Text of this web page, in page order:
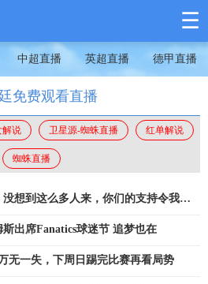
☰
中超直播 英超直播 德甲直播
免费观看直播
解说 卫星源-蜘蛛直播 红单解说
蜘蛛直播
想到这么多人来，你们的支持令我自
出席Fanatics球迷节 追梦也在
无一失，下周日踢完比赛再看局势